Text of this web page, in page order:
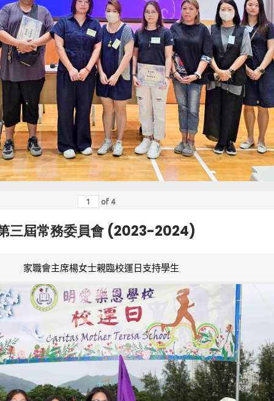
of 4
三屆常務委員會 (2023-2024)
家職會主席楊女士親臨校運日支持學生